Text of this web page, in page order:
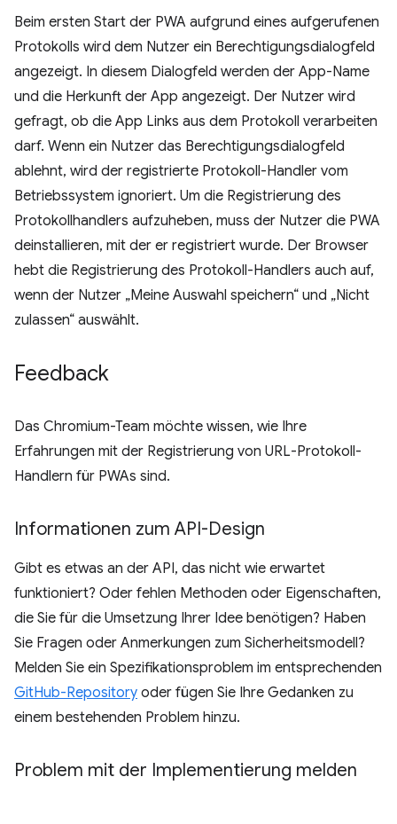
Beim ersten Start der PWA aufgrund eines aufgerufenen
Protokolls wird dem Nutzer ein Berechtigungsdialogfeld
angezeigt. In diesem Dialogfeld werden der App-Name
und die Herkunft der App angezeigt. Der Nutzer wird
gefragt, ob die App Links aus dem Protokoll verarbeiten
darf. Wenn ein Nutzer das Berechtigungsdialogfeld
ablehnt, wird der registrierte Protokoll-Handler vom
Betriebssystem ignoriert. Um die Registrierung des
Protokollhandlers aufzuheben, muss der Nutzer die PWA
deinstallieren, mit der er registriert wurde. Der Browser
hebt die Registrierung des Protokoll-Handlers auch auf,
wenn der Nutzer „Meine Auswahl speichern“ und „Nicht
zulassen“ auswählt.
Feedback
Das Chromium-Team möchte wissen, wie Ihre
Erfahrungen mit der Registrierung von URL-Protokoll-
Handlern für PWAs sind.
Informationen zum API-Design
Gibt es etwas an der API, das nicht wie erwartet
funktioniert? Oder fehlen Methoden oder Eigenschaften,
die Sie für die Umsetzung Ihrer Idee benötigen? Haben
Sie Fragen oder Anmerkungen zum Sicherheitsmodell?
Melden Sie ein Spezifikationsproblem im entsprechenden
GitHub-Repository oder fügen Sie Ihre Gedanken zu
einem bestehenden Problem hinzu.
Problem mit der Implementierung melden